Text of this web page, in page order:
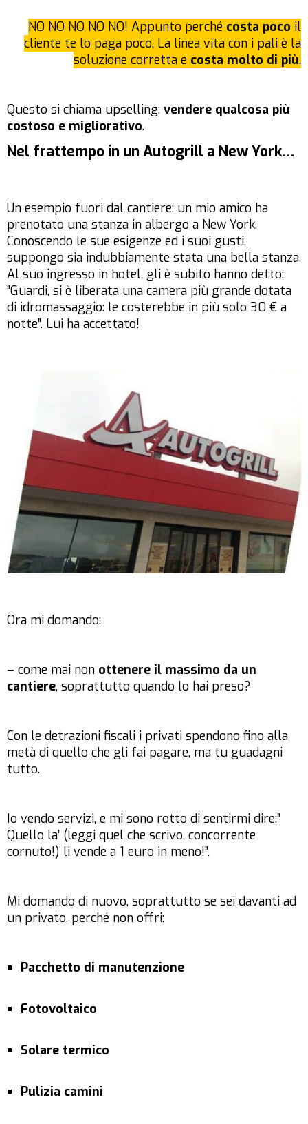
NO NO NO NO NO! Appunto perché costa poco il
cliente te lo paga poco. La linea vita con i pali è la
soluzione corretta e costa molto di più.
Questo si chiama upselling: vendere qualcosa più
costoso e migliorativo.
Nel frattempo in un Autogrill a New York…
Un esempio fuori dal cantiere: un mio amico ha
prenotato una stanza in albergo a New York.
Conoscendo le sue esigenze ed i suoi gusti,
suppongo sia indubbiamente stata una bella stanza.
Al suo ingresso in hotel, gli è subito hanno detto:
”Guardi, si è liberata una camera più grande dotata
di idromassaggio: le costerebbe in più solo 30 € a
notte”. Lui ha accettato!
Ora mi domando:
– come mai non ottenere il massimo da un
cantiere, soprattutto quando lo hai preso?
Con le detrazioni fiscali i privati spendono fino alla
metà di quello che gli fai pagare, ma tu guadagni
tutto.
Io vendo servizi, e mi sono rotto di sentirmi dire:”
Quello la’ (leggi quel che scrivo, concorrente
cornuto!) li vende a 1 euro in meno!”.
Mi domando di nuovo, soprattutto se sei davanti ad
un privato, perché non offri:
Pacchetto di manutenzione
Fotovoltaico
Solare termico
Pulizia camini